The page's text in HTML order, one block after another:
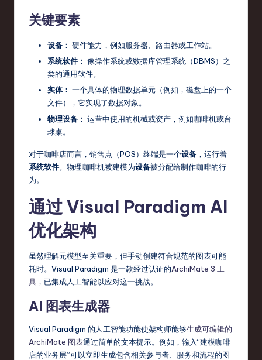
关键要素
设备： 硬件能力，例如服务器、路由器或工作站。
系统软件： 像操作系统或数据库管理系统（DBMS）之
类的通用软件。
实体： 一个具体的物理数据单元（例如，磁盘上的一个
文件），它实现了数据对象。
物理设备： 运营中使用的机械或资产，例如咖啡机或台
球桌。
对于咖啡店而言，销售点（POS）终端是一个设备 ，运行着
系统软件。物理咖啡机被建模为设备被分配给制作咖啡的行
为。
通过 Visual Paradigm AI
优化架构
虽然理解元模型至关重要，但手动创建符合规范的图表可能
耗时。Visual Paradigm 是一款经过认证的ArchiMate 3 工
具 ，已集成人工智能以应对这一挑战。
AI 图表生成器
Visual Paradigm 的人工智能功能使架构师能够生成可编辑的
ArchiMate 图表通过简单的文本提示。例如，输入“建模咖啡
店的业务层”可以立即生成包含相关参与者、服务和流程的图